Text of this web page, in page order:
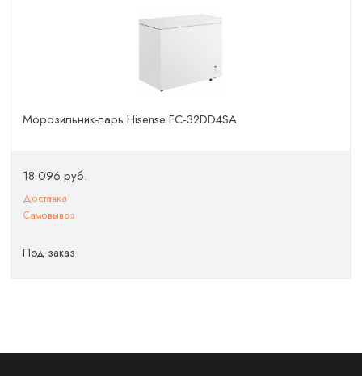
Морозильник-ларь Hisense FC-32DD4SA
18 096 руб.
Доставка
Самовывоз
Под заказ